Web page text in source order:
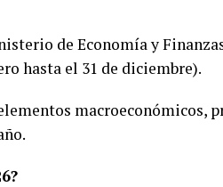
de Economía y
hasta el 31 de diciembre).
macroeconómicos,